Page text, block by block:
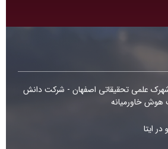
شهرک علمی تحقیقاتی اصفهان - شرکت دانش
هوش خاورمیانه
ایتا